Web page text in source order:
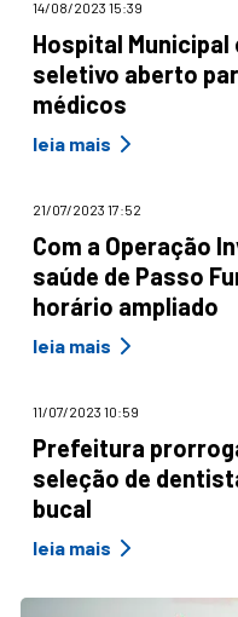
14/08/2023 15:39
Hospital
seletivo aberto
médicos
leia mais
21/07/2023 17:52
Com a Operação
saúde de Passo
horário ampliado
leia mais
11/07/2023 10:59
Prefeitura
seleção de
bucal
leia mais